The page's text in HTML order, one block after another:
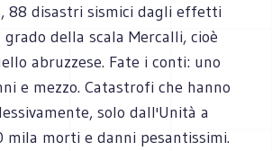
88 disastri sismici dagli effetti
della scala Mercalli, cioè
abruzzese. Fate i conti: uno
e mezzo. Catastrofi che hanno
solo dall'Unità a
mila morti e danni pesantissimi.